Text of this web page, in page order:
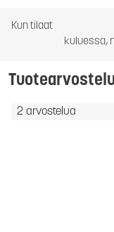
Kun tilaat
kuluessa,
2 arvostelua